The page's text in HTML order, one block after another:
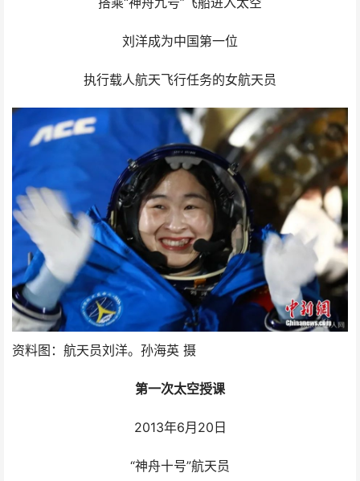
搭乘“神舟九号”飞船进入太空
刘洋成为中国第一位
执行载人航天飞行任务的女航天员
资料图：航天员刘洋。孙海英 摄
第一次太空授课
2013年6月20日
“神舟十号”航天员